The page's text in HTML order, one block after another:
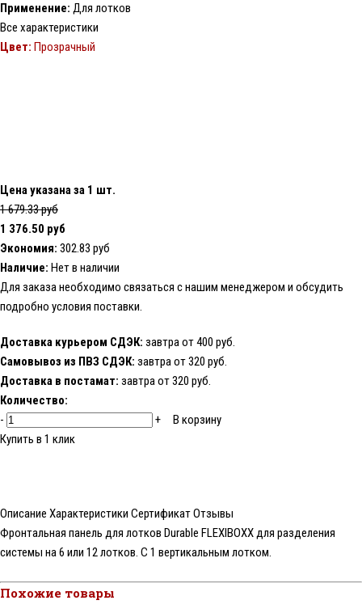
Применение: Для лотков
Все характеристики
Цвет: Прозрачный
Цена указана за 1 шт.
1 679.33 руб
1 376.50 руб
Экономия: 302.83 руб
Наличие: Нет в наличии
Для заказа необходимо связаться с нашим менеджером и обсудить
подробно условия поставки.
Доставка курьером СДЭК: завтра от 400 руб.
Самовывоз из ПВЗ СДЭК: завтра от 320 руб.
Доставка в постамат: завтра от 320 руб.
Количество:
-
+
В корзину
Купить в 1 клик
Описание Характеристики СертификатОтзывы
Фронтальная панель для лотков Durable FLEXIBOXX для разделения
системы на 6 или 12 лотков. С 1 вертикальным лотком.
Похожие товары